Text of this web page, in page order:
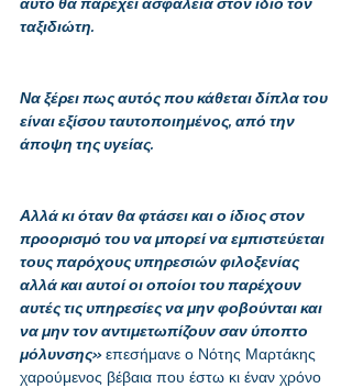
ταξιδιώτη.
Να ξέρει πως αυτός που κάθεται δίπλα του
είναι εξίσου ταυτοποιημένος, από την
άποψη της υγείας.
Αλλά κι όταν θα φτάσει και ο ίδιος στον
προορισμό του να μπορεί να εμπιστεύεται
τους παρόχους υπηρεσιών φιλοξενίας
αλλά και αυτοί οι οποίοι του παρέχουν
αυτές τις υπηρεσίες να μην φοβούνται και
να μην τον αντιμετωπίζουν σαν ύποπτο
μόλυνσης» επεσήμανε ο Νότης Μαρτάκης
χαρούμενος βέβαια που έστω κι έναν χρόνο